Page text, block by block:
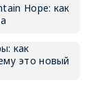
Hope: как
как
это новый